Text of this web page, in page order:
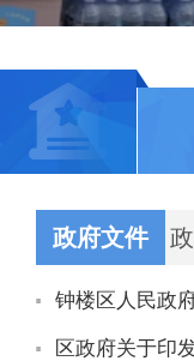
政府文件
钟楼区人民政
区政府关于印